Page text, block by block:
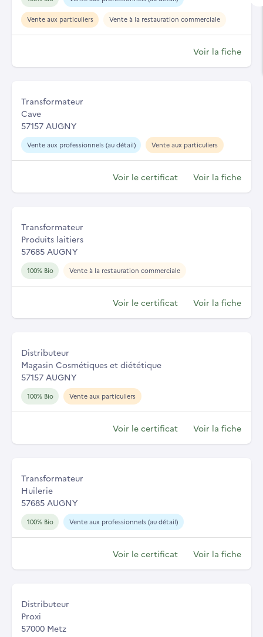
Vente aux particuliers Vente à la restauration commerciale
Voir la fiche
Transformateur
Cave
57157 AUGNY
Vente aux professionnels (au détail) Vente aux particuliers
Voir le certificat Voir la fiche
Transformateur
Produits laitiers
57685 AUGNY
100% Bio Vente à la restauration commerciale
Voir le certificat Voir la fiche
Distributeur
Magasin Cosmétiques et diététique
57157 AUGNY
100% Bio Vente aux particuliers
Voir le certificat Voir la fiche
Transformateur
Huilerie
57685 AUGNY
100% Bio Vente aux professionnels (au détail)
Voir le certificat Voir la fiche
Distributeur
Proxi
57000 Metz